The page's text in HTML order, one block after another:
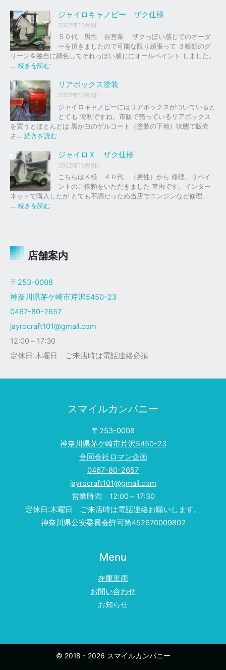
イ
ク
車
下
、
買
取
を
は
ま
し
た
。
ャ
イ
ロ
ッ
ド
ッ
ド
ジャイロキャノピー ザク仕様
2022年10月5日
５０代 男性 自営業 ザクっぽい感じでのオーダ
ーを頂きましたので可能な限り頑張って ３種類のグ
リーンを独自に調色してそれっぽい感じにオールペイント しました。
… 続きを読む
イ
ロ
キ
ャ
ノ
ピ
ー
ザ
ク
仕
様
リアボックス塗装
2022年10月5日
ジャイロキャノピーにはリアボックスがついていると
とても 便利ですね。市販で売っているリアボックス
を買うとほとんどは 黒か白のゲルコート（塗装の下地）状態で販売
さ… 続きを読む
ア
ボ
ッ
ク
ス
ジャイロＸ ザク仕様
2022年10月5日
こちらはＫ様 ４０代 （男性）から 修理、リペイ
ントのご依頼をいただきました 車両です。インター
ネットで購入したが とても不調だっため当店でエンジンなど修理、
… 続きを読む
Ｘ
ク
様
店舗案内
〒253-0008
神奈川県茅ケ崎市芹沢5450-23
0467-80-2657
jayrocraft101@gmail.com
12:00～17:30
定休日:木曜日 ご来店時は電話連絡必須
スマイルカンパニー
〒253-0008
神奈川県茅ケ崎市芹沢5450-23
合同会社ロマン企画
0467-80-2657
jayrocraft101@gmail.com
営業時間 12:00～17:30
定休日:木曜日 ご来店時は電話連絡お願いします。
神奈川県公安委員会許可第452670009802
Menu
在庫車両
お問い合わせ
お知らせ
© 2018 - 2026 スマイルカンパニー